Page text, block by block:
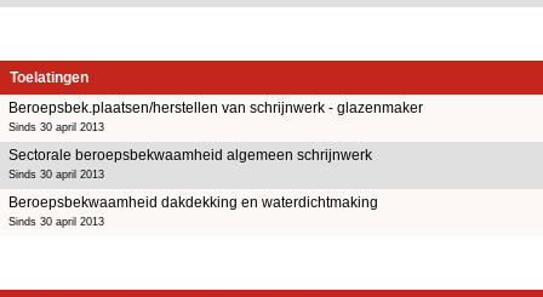
Toelatingen
Beroepsbek.plaatsen/herstellen van schrijnwerk - glazenmaker
Sinds 30 april 2013
Sectorale beroepsbekwaamheid algemeen schrijnwerk
Sinds 30 april 2013
Beroepsbekwaamheid dakdekking en waterdichtmaking
Sinds 30 april 2013